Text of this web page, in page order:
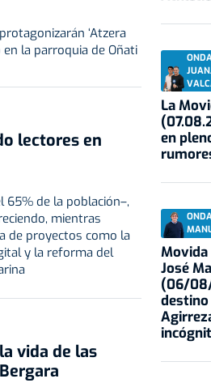
‘Atzera
la parroquia de Oñati
lectores en
65% de la población–,
mientras
de proyectos como la
y la reforma del
vida de las
La
en
José
(06/
destino